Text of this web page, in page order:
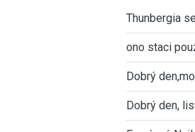
Thunbergia
ono staci
Dobrý
Dobrý den,